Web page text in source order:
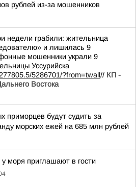
рублей из-за мошенников
недели грабили: жительница
и лишилась 9
мошенники украли 9
Уссурийска
5286701/?from=twall// КП -
Востока
приморцев будут судить за
морских ежей на 685 млн рублей
моря приглашают в гости